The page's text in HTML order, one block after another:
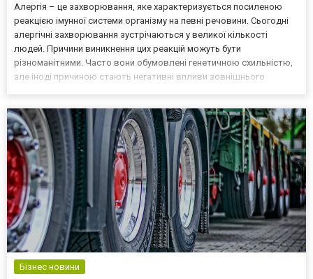
Алергія – це захворювання, яке характеризується посиленою
реакцією імунної системи організму на певні речовини. Сьогодні
алергічні захворювання зустрічаються у великої кількості
людей. Причини виникнення цих реакцій можуть бути
різноманітними. Часто вони обумовлені генетичною схильністю,
але іноді причиною стають негативні впливи зовнішнього
Бізнес новини